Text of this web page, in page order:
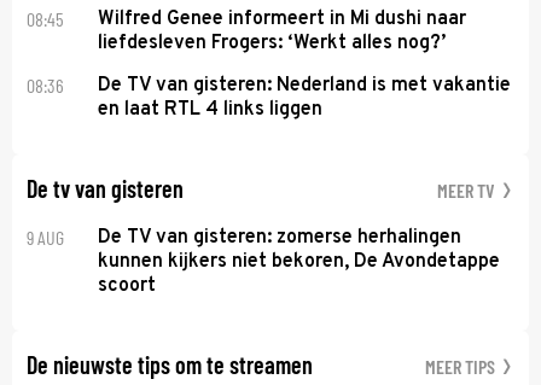
08:45
Wilfred Genee informeert in Mi dushi naar
liefdesleven Frogers: ‘Werkt alles nog?’
08:36
De TV van gisteren: Nederland is met vakantie
en laat RTL 4 links liggen
De tv van gisteren MEER TV
9 AUG
De TV van gisteren: zomerse herhalingen
kunnen kijkers niet bekoren, De Avondetappe
scoort
De nieuwste tips om te streamen MEER TIPS